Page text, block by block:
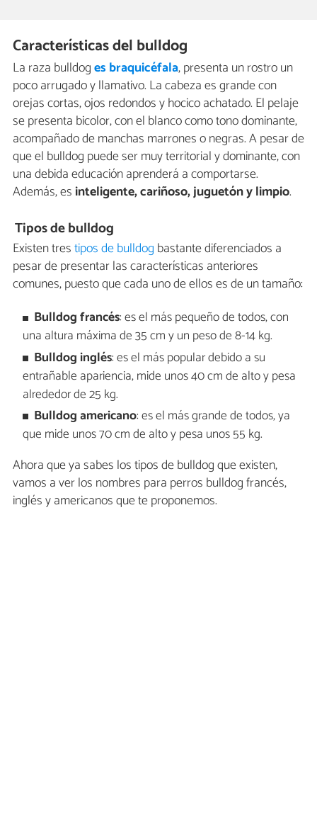
Características del bulldog
La raza bulldoges braquicéfala, presenta un rostro un
poco arrugado y llamativo. La cabeza es grande con
orejas cortas, ojos redondos y hocico achatado. El pelaje
se presenta bicolor, con el blanco como tono dominante,
acompañado de manchas marrones o negras. A pesar de
que el bulldog puede ser muy territorial y dominante, con
una debida educación aprenderá a comportarse.
Además, es inteligente, cariñoso, juguetón y limpio.
Tipos de bulldog
Existen trestipos de bulldog bastante diferenciados a
pesar de presentar las características anteriores
comunes, puesto que cada uno de ellos es de un tamaño:
Bulldog francés: es el más pequeño de todos, con
una altura máxima de 35 cm y un peso de 8-14 kg.
Bulldog inglés: es el más popular debido a su
entrañable apariencia, mide unos 40 cm de alto y pesa
alrededor de 25 kg.
Bulldog americano: es el más grande de todos, ya
que mide unos 70 cm de alto y pesa unos 55 kg.
Ahora que ya sabes los tipos de bulldog que existen,
vamos a ver los nombres para perros bulldog francés,
inglés y americanos que te proponemos.